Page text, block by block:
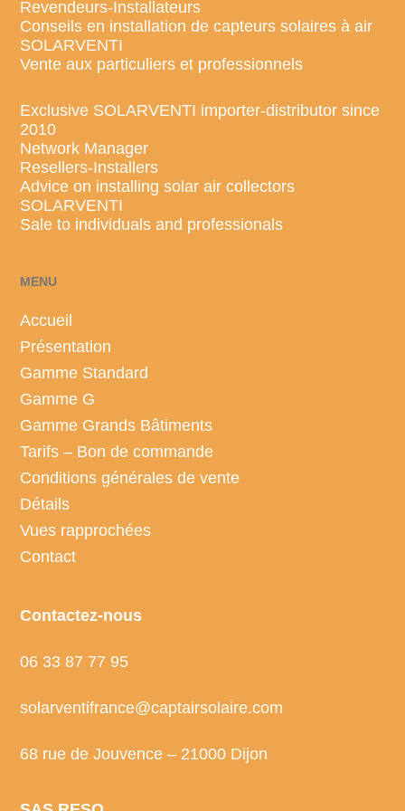
Revendeurs-Installateurs
Conseils en installation de capteurs solaires à air
SOLARVENTI
Vente aux particuliers et professionnels
Exclusive SOLARVENTI importer-distributor since
2010
Network Manager
Resellers-Installers
Advice on installing solar air collectors
SOLARVENTI
Sale to individuals and professionals
MENU
Accueil
Présentation
Gamme Standard
Gamme G
Gamme Grands Bâtiments
Tarifs – Bon de commande
Conditions générales de vente
Détails
Vues rapprochées
Contact
Contactez-nous
06 33 87 77 95
solarventifrance@captairsolaire.com
68 rue de Jouvence – 21000 Dijon